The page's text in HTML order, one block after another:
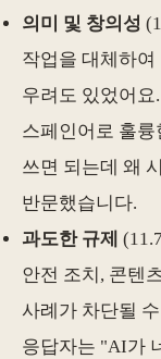
의미 및 창의성
작업을 대체하
우려도 있었어
스페인어로 훌
쓰면 되는데 왜
반문했습니다.
과도한 규제
안전 조치, 콘텐
사례가 차단될
응답자는 "AI가